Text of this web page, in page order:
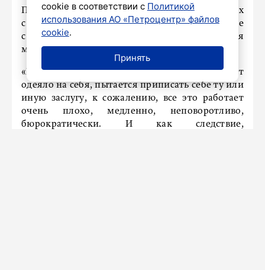
По его словам, ускорению процессов, связанных
с координацией деятельности по борьбе
с кибермошенничеством, мешает плохая
межведомственная координация.
«В условиях, когда каждое ведомство тянет
одеяло на себя, пытается приписать себе ту или
иную заслугу, к сожалению, все это работает
очень плохо, медленно, неповоротливо,
бюрократически. И как следствие,
cookie в соответствии с Политикой
использования АО «Петроцентр» файлов
cookie.
Принять